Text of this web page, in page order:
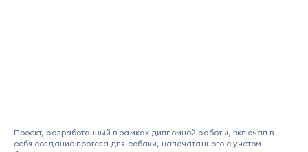
Проект, разработанный в рамках дипломной работы, включал в
себя создание протеза для собаки, напечатанного с учетом